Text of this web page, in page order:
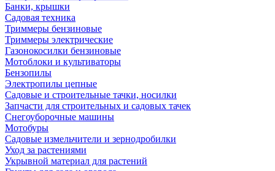
Банки, крышки
Садовая техника
Триммеры бензиновые
Триммеры электрические
Газонокосилки бензиновые
Мотоблоки и культиваторы
Бензопилы
Электропилы цепные
Садовые и строительные тачки, носилки
Запчасти для строительных и садовых тачек
Снегоуборочные машины
Мотобуры
Садовые измельчители и зернодробилки
Уход за растениями
Укрывной материал для растений